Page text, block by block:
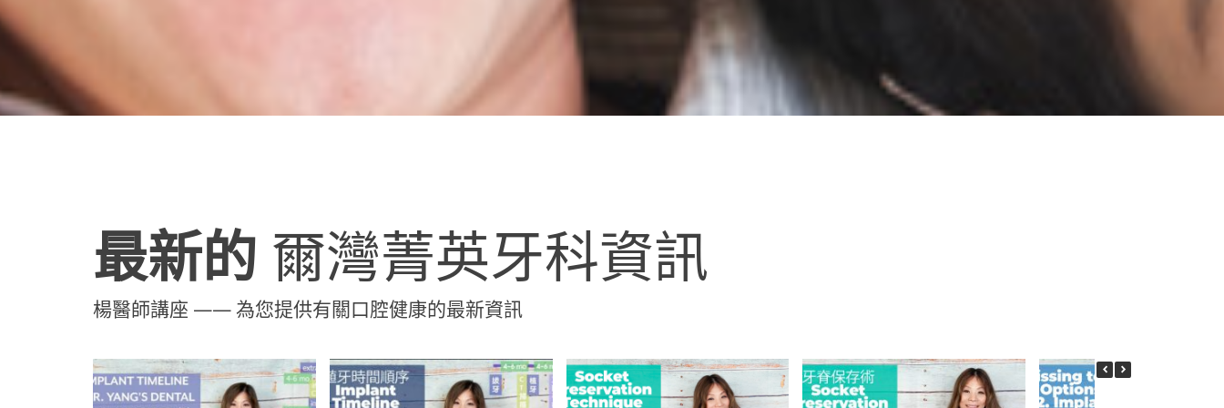
最新的 爾灣菁英牙科資訊
楊醫師講座 —— 為您提供有關口腔健康的最新資訊